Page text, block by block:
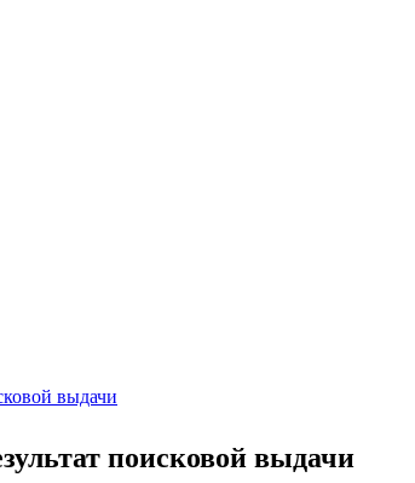
выдачи
поисковой выдачи